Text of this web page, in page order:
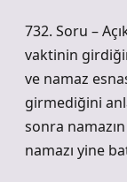
732. Soru –
vaktinin
ve namaz
girmediğini
sonra namazın
namazı yine